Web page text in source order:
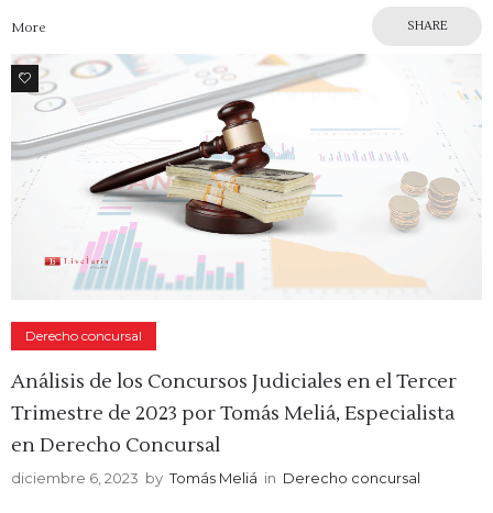
More SHARE
1
Derecho concursal
Análisis de los Concursos Judiciales en el Tercer
Trimestre de 2023 por Tomás Meliá, Especialista
en Derecho Concursal
diciembre 6, 2023 by Tomás Meliá in Derecho concursal